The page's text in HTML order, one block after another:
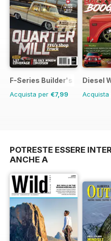
F-Series Builder's Guide
Acquista per €7,99
Diesel
Acquista
POTRESTE ESSERE
ANCHE A